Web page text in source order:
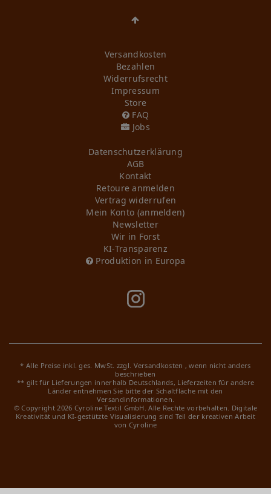
Versandkosten
Bezahlen
Widerrufs­recht
Impressum
Store
FAQ
Jobs
Daten­schutz­erklärung
AGB
Kontakt
Retoure anmelden
Vertrag widerrufen
Mein Konto (anmelden)
Newsletter
Wir in Forst
KI-Transparenz
Produktion in Europa
* Alle Preise inkl. ges. MwSt. zzgl. Versandkosten , wenn nicht anders
beschrieben
** gilt für Lieferungen innerhalb Deutschlands, Lieferzeiten für andere
Länder entnehmen Sie bitte der Schaltfläche mit den
Versandinformationen.
© Copyright 2026 Cyroline Textil GmbH. Alle Rechte vorbehalten. Digitale
Kreativität und KI-gestützte Visualisierung sind Teil der kreativen Arbeit
von Cyroline